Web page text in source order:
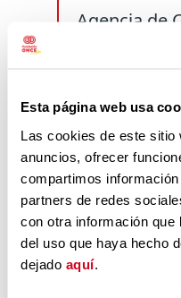
Esta página web usa
Las cookies de este sitio
anuncios, ofrecer
compartimos
partners de redes
con otra información que
del uso que haya hecho
dejado aquí.
Agencia de
Teléfono:
Fax:949 03
Email:
Oficina de